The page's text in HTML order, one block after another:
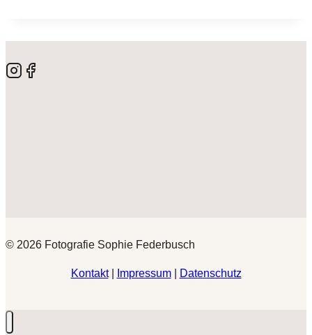
© 2026 Fotografie Sophie Federbusch
Kontakt| Impressum| Datenschutz